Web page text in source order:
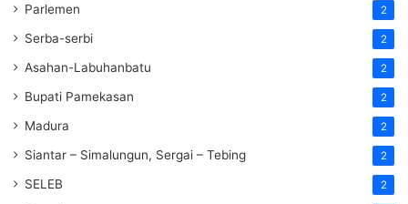
Parlemen 2
Serba-serbi 2
Asahan-Labuhanbatu 2
Bupati Pamekasan 2
Madura 2
Siantar – Simalungun, Sergai – Tebing 2
SELEB 2